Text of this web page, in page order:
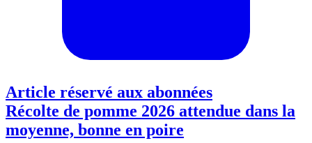
Article réservé aux abonnées
Récolte de pomme 2026 attendue dans la
moyenne, bonne en poire